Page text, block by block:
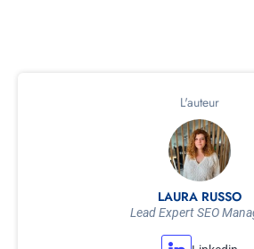
L'auteur
LAURA RUSSO
Lead Expert SEO